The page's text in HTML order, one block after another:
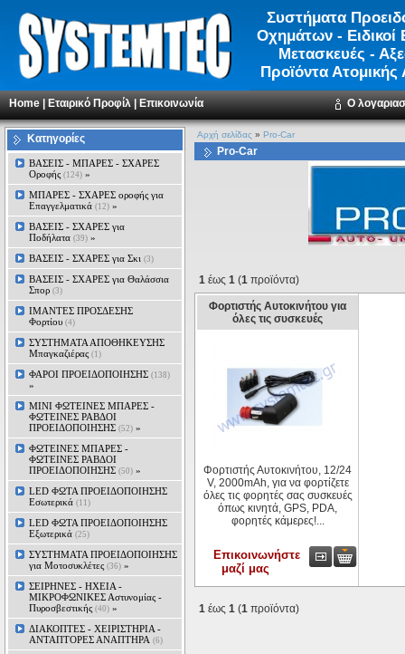
Συστήματα
Οχημάτων - Ειδικοί
Μετασκευές -
Προϊόντα Ατομικής
Home|Εταιρικό Προφίλ|Επικοινωνία Ο
Κατηγορίες
ΒΑΣΕΙΣ - ΜΠΑΡΕΣ - ΣΧΑΡΕΣ
Οροφής (124) »
ΜΠΑΡΕΣ - ΣΧΑΡΕΣ oροφής για
Επαγγελματικά (12) »
ΒΑΣΕΙΣ - ΣΧΑΡΕΣ για
Ποδήλατα (39) »
ΒΑΣΕΙΣ - ΣΧΑΡΕΣ για Σκι (3)
ΒΑΣΕΙΣ - ΣΧΑΡΕΣ για Θαλάσσια
Σπορ (3)
ΙΜΑΝΤΕΣ ΠΡΟΣΔΕΣΗΣ
Φορτίου (4)
ΣΥΣΤΗΜΑΤΑ ΑΠΟΘΗΚΕΥΣΗΣ
Μπαγκαζιέρας (1)
ΦΑΡΟΙ ΠΡΟΕΙΔΟΠΟΙΗΣΗΣ (138)
»
MINI ΦΩΤΕΙΝΕΣ ΜΠΑΡΕΣ -
ΦΩΤΕΙΝΕΣ ΡΑΒΔΟΙ
ΠΡΟΕΙΔΟΠΟΙΗΣΗΣ (52) »
ΦΩΤΕΙΝΕΣ ΜΠΑΡΕΣ -
ΦΩΤΕΙΝΕΣ ΡΑΒΔΟΙ
ΠΡΟΕΙΔΟΠΟΙΗΣΗΣ (50) »
LED ΦΩΤΑ ΠΡΟΕΙΔΟΠΟΙΗΣΗΣ
Εσωτερικά (11)
LED ΦΩΤΑ ΠΡΟΕΙΔΟΠΟΙΗΣΗΣ
Εξωτερικά (25)
ΣΥΣΤΗΜΑΤΑ ΠΡΟΕΙΔΟΠΟΙΗΣΗΣ
για Μοτοσυκλέτες (36) »
ΣΕΙΡΗΝΕΣ - ΗΧΕΙΑ -
ΜΙΚΡΟΦΩΝΙΚΕΣ Αστυνομίας -
Πυροσβεστικής (40) »
ΔΙΑΚΟΠΤΕΣ - XEIΡΙΣΤΗΡΙΑ -
ΑΝΤΑΠΤΟΡΕΣ ΑΝΑΠΤΗΡΑ (6)
Αρχή σελίδας » Pro-Car
Pro-Car
1 έως 1 (1 προϊόντα)
Φορτιστής Αυτοκινήτου για
όλες τις συσκευές
Φορτιστής Αυτοκινήτου, 12/24
V, 2000mAh, για να φορτίζετε
όλες τις φορητές σας συσκευές
όπως κινητά, GPS, PDA,
φορητές κάμερες!...
Επικοινωνήστε
μαζί μας
1 έως 1 (1 προϊόντα)